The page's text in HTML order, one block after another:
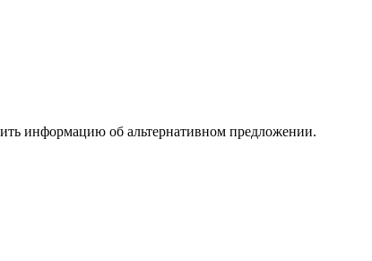
информацию об альтернативном предложении.